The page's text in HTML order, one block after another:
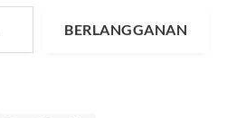
BERLANGGANAN